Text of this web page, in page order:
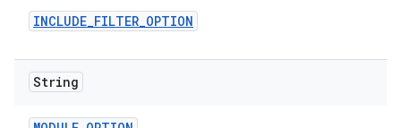
INCLUDE_FILTER_OPTION
String